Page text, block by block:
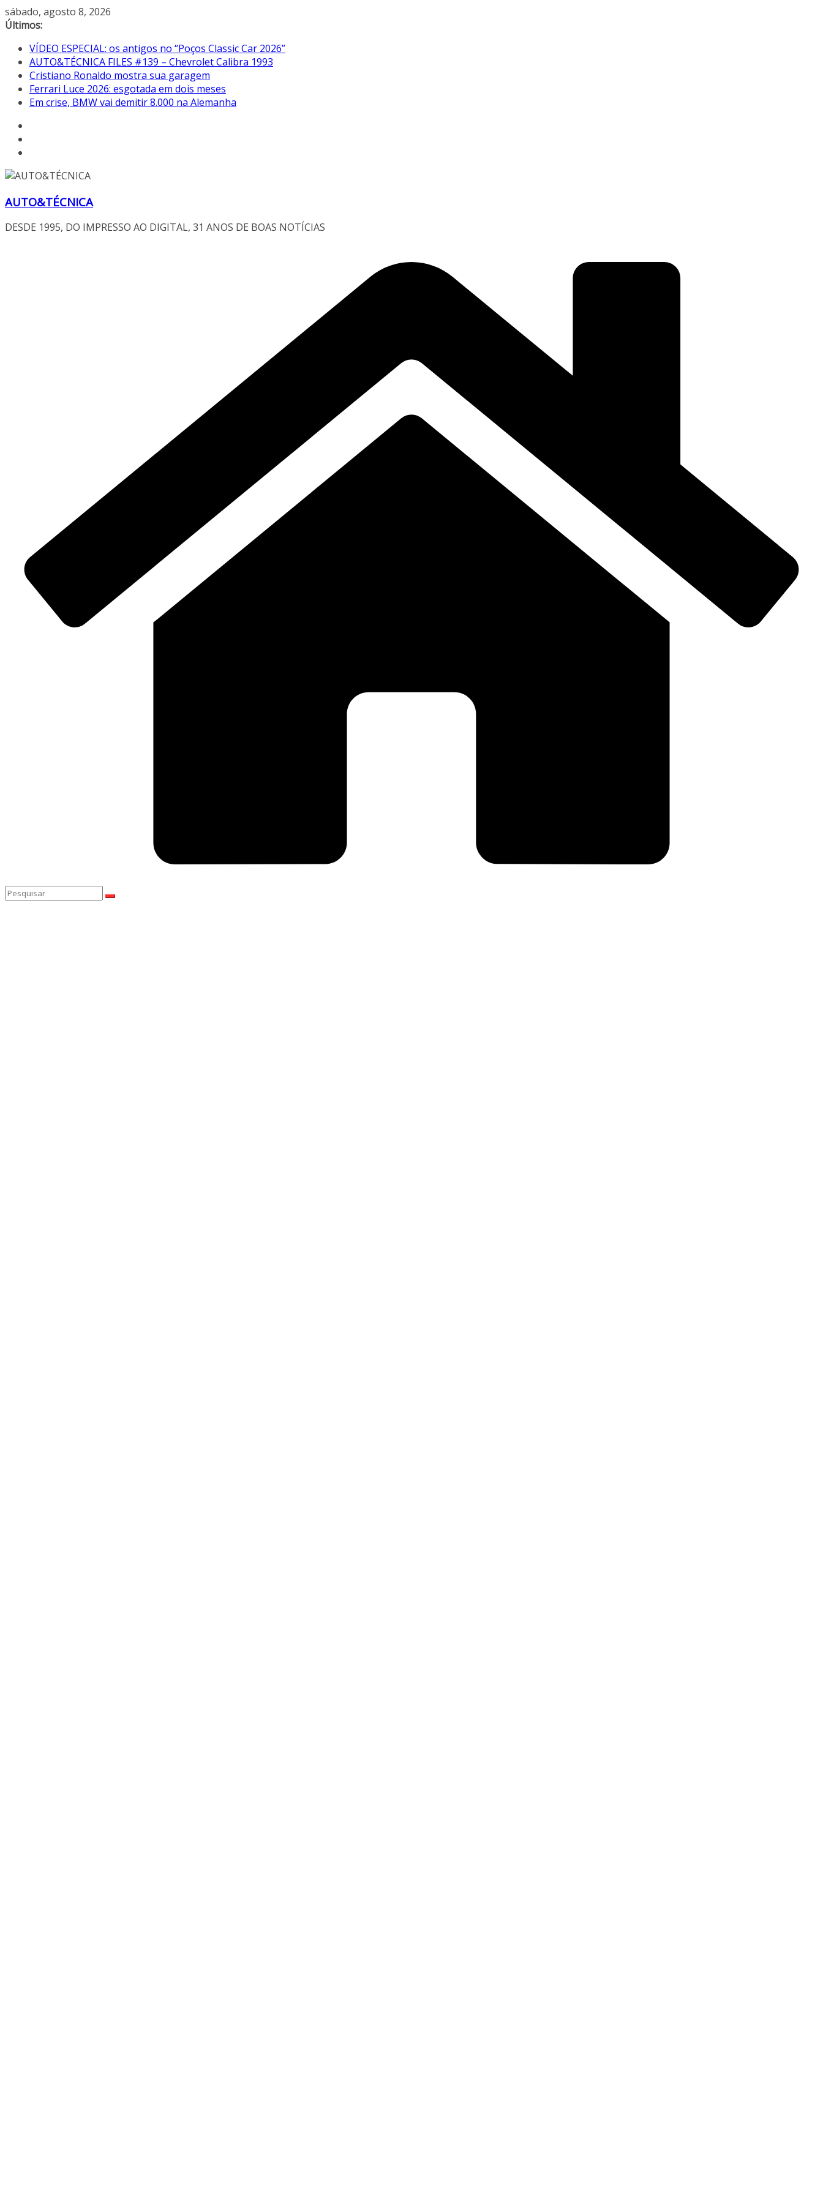
Pular
para
conteúdo
sábado, agosto 8, 2026
Últimos:
VÍDEO ESPECIAL: os antigos no “Poços Classic Car 2026”
AUTO&TÉCNICA FILES #139 – Chevrolet Calibra 1993
Cristiano Ronaldo mostra sua garagem
Ferrari Luce 2026: esgotada em dois meses
Em crise, BMW vai demitir 8.000 na Alemanha
AUTO&TÉCNICA
DESDE 1995, DO IMPRESSO AO DIGITAL, 31 ANOS DE BOAS NOTÍCIAS